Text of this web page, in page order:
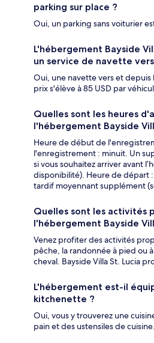
parking sur place ?
Oui, un parking sans voiturier
L'hébergement Bayside
un service de navette
Oui, une navette vers et
prix s'élève à 85 USD par
Quelles sont les heures
l'hébergement Bayside
Heure de début de
l'enregistrement : minuit. Un
si vous souhaitez arriver avant
disponibilité). Heure de départ
tardif moyennant supplément
Quelles sont les activités
l'hébergement Bayside
Venez profiter des activités
pêche, la randonnée à pied ou
cheval. Bayside Villa St. Lucia
L'hébergement est-il
kitchenette ?
Oui, vous y trouverez une
pain et des ustensiles de cuisine.